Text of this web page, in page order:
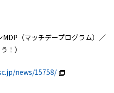
（マッチデープログラム）／
！）
news/15758/